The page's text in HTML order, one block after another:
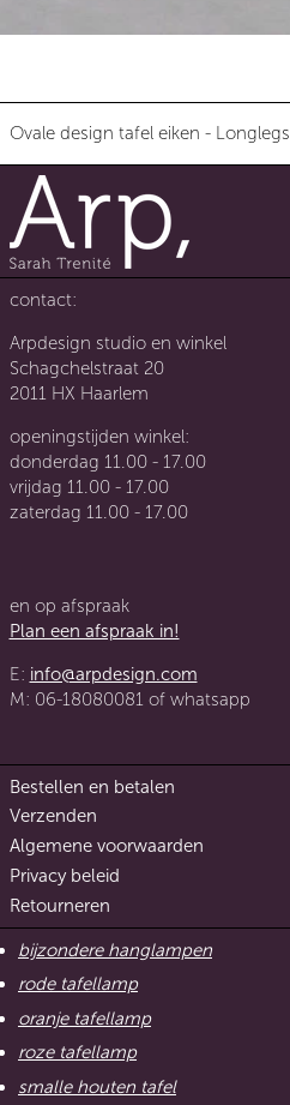
Ovale design tafel eiken - Longlegs
contact:
Arpdesign studio en winkel
Schagchelstraat 20
2011 HX Haarlem
openingstijden winkel:
donderdag 11.00 - 17.00
vrijdag 11.00 - 17.00
zaterdag 11.00 - 17.00
en op afspraak
Plan een afspraak in!
E: info@arpdesign.com
M: 06-18080081 of whatsapp
Bestellen en betalen
Verzenden
Algemene voorwaarden
Privacy beleid
Retourneren
bijzondere hanglampen
rode tafellamp
oranje tafellamp
roze tafellamp
smalle houten tafel